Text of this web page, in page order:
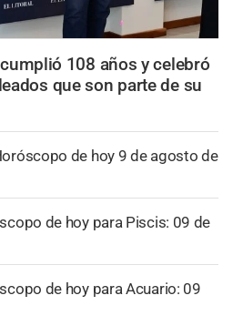
108 años y celebró
que son parte de su
de hoy 9 de agosto de
de hoy para Piscis: 09 de
de hoy para Acuario: 09